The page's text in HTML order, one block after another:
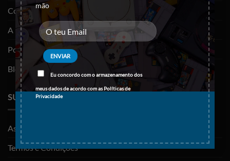
mão
Eu concordo com o armazenamento dos
meus dados de acordo com asPolíticas de
Privacidade
Contactos
A minha conta
Política de privacidade
Blog
SUPORTE
As minhas encomendas
Termos e Condições